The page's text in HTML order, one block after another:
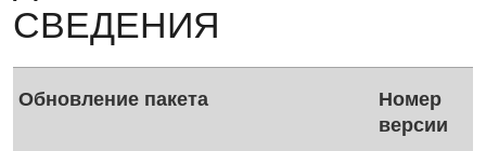
СВЕДЕНИЯ
Обновление пакета
Номер
версии